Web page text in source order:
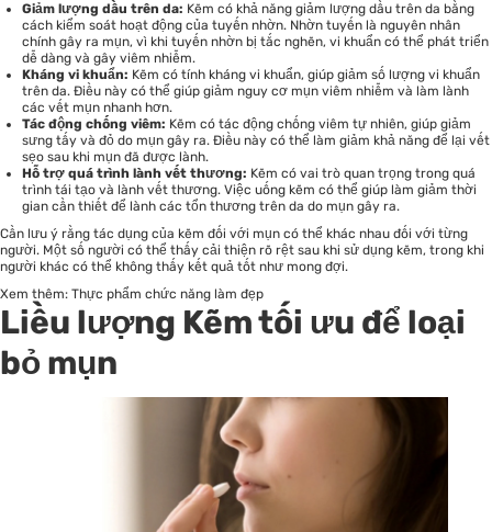
Giảm lượng dầu trên da: Kẽm có khả năng giảm lượng dầu trên da bằng
cách kiểm soát hoạt động của tuyến nhờn. Nhờn tuyến là nguyên nhân
chính gây ra mụn, vì khi tuyến nhờn bị tắc nghẽn, vi khuẩn có thể phát triển
dễ dàng và gây viêm nhiễm.
Kháng vi khuẩn: Kẽm có tính kháng vi khuẩn, giúp giảm số lượng vi khuẩn
trên da. Điều này có thể giúp giảm nguy cơ mụn viêm nhiễm và làm lành
các vết mụn nhanh hơn.
Tác động chống viêm: Kẽm có tác động chống viêm tự nhiên, giúp giảm
sưng tấy và đỏ do mụn gây ra. Điều này có thể làm giảm khả năng để lại vết
sẹo sau khi mụn đã được lành.
Hỗ trợ quá trình lành vết thương: Kẽm có vai trò quan trọng trong quá
trình tái tạo và lành vết thương. Việc uống kẽm có thể giúp làm giảm thời
gian cần thiết để lành các tổn thương trên da do mụn gây ra.
Cần lưu ý rằng tác dụng của kẽm đối với mụn có thể khác nhau đối với từng
người. Một số người có thể thấy cải thiện rõ rệt sau khi sử dụng kẽm, trong khi
người khác có thể không thấy kết quả tốt như mong đợi.
Xem thêm: Thực phẩm chức năng làm đẹp
Liều lượng Kẽm tối ưu để loại
bỏ mụn